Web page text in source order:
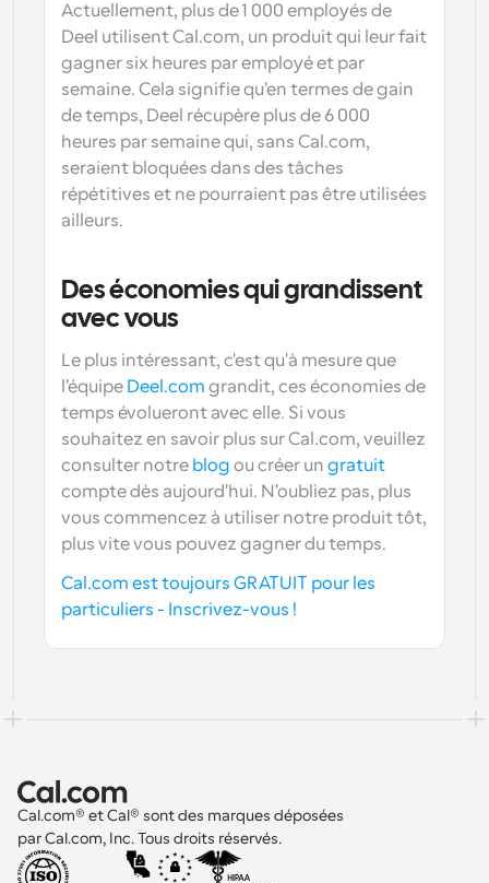
Actuellement, plus de 1 000 employés de
Deel utilisent Cal.com, un produit qui leur fait
gagner six heures par employé et par
semaine. Cela signifie qu'en termes de gain
de temps, Deel récupère plus de 6 000
heures par semaine qui, sans Cal.com,
seraient bloquées dans des tâches
répétitives et ne pourraient pas être utilisées
ailleurs.
Des économies qui grandissent
avec vous
Le plus intéressant, c'est qu'à mesure que
l'équipe Deel.com grandit, ces économies de
temps évolueront avec elle. Si vous
souhaitez en savoir plus sur Cal.com, veuillez
consulter notre blog ou créer un gratuit
compte dès aujourd'hui. N'oubliez pas, plus
vous commencez à utiliser notre produit tôt,
plus vite vous pouvez gagner du temps.
Cal.com est toujours GRATUIT pour les
particuliers - Inscrivez-vous !
Cal.com® et Cal® sont des marques déposées
par Cal.com, Inc. Tous droits réservés.